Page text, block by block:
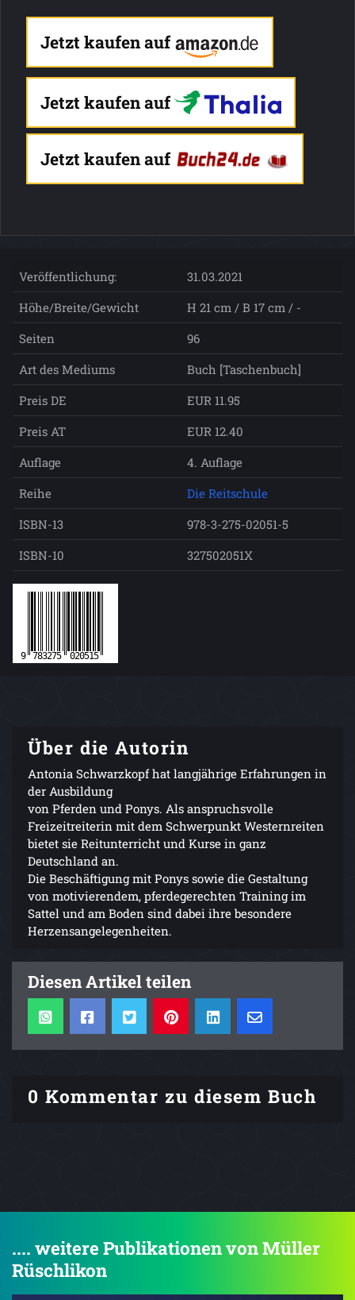
Jetzt kaufen auf
Jetzt kaufen auf
Jetzt kaufen auf
Veröffentlichung:
31.03.2021
Höhe/Breite/Gewicht
H 21 cm / B 17 cm / -
Seiten
96
Art des Mediums
Buch [Taschenbuch]
Preis DE
EUR 11.95
Preis AT
EUR 12.40
Auflage
4. Auflage
Reihe
Die Reitschule
ISBN-13
978-3-275-02051-5
ISBN-10
327502051X
Über die Autorin
Antonia Schwarzkopf hat langjährige Erfahrungen in
der Ausbildung
von Pferden und Ponys. Als anspruchsvolle
Freizeitreiterin mit dem Schwerpunkt Westernreiten
bietet sie Reitunterricht und Kurse in ganz
Deutschland an.
Die Beschäftigung mit Ponys sowie die Gestaltung
von motivierendem, pferdegerechten Training im
Sattel und am Boden sind dabei ihre besondere
Herzensangelegenheiten.
Diesen Artikel teilen
0 Kommentar zu diesem Buch
.... weitere Publikationen von Müller
Rüschlikon